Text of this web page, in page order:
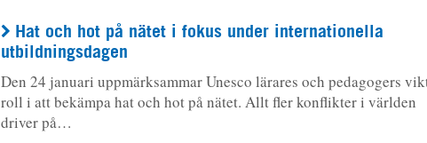
Hat och hot på nätet i fokus under internationella
utbildningsdagen
Den 24 januari uppmärksammar Unesco lärares och pedagogers
roll i att bekämpa hat och hot på nätet. Allt fler konflikter i världen
driver på…